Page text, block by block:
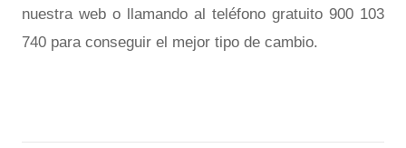
nuestra web o llamando al teléfono gratuito 900 103
740 para conseguir el mejor tipo de cambio.